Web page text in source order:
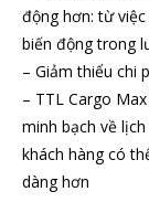
động hơn: từ
biến động trong
– Giảm thiểu chi
– TTL Cargo
minh bạch về
khách hàng có
dàng hơn